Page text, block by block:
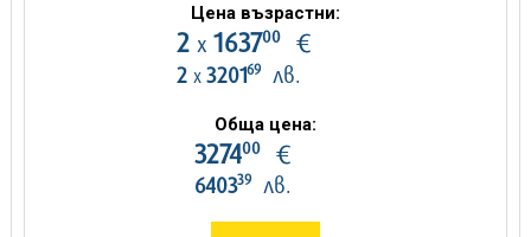
Цена възрастни:
2 х 163700€
2 х 320169лв.
Обща цена:
327400€
640339лв.